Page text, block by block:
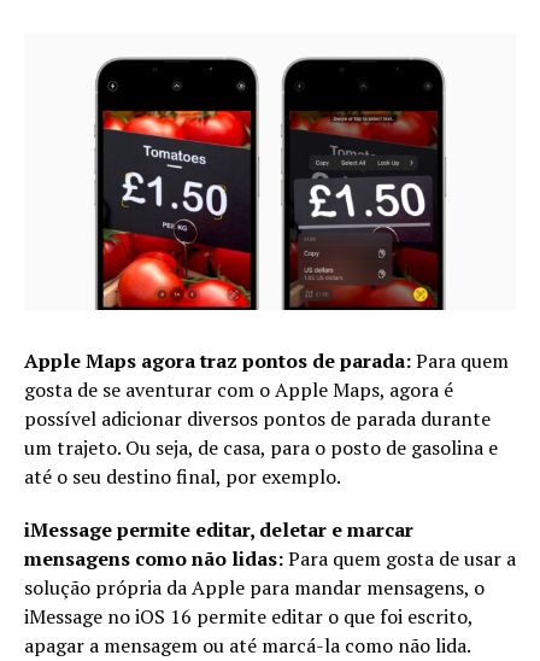
Apple Maps agora traz pontos de parada:Para quem
gosta de se aventurar com o Apple Maps, agora é
possível adicionar diversos pontos de parada durante
um trajeto. Ou seja, de casa, para o posto de gasolina e
até o seu destino final, por exemplo.
iMessage permite editar, deletar e marcar
mensagens como não lidas:Para quem gosta de usar a
solução própria da Apple para mandar mensagens, o
iMessage no iOS 16 permite editar o que foi escrito,
apagar a mensagem ou até marcá-la como não lida.